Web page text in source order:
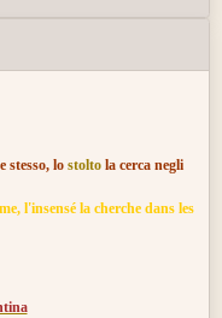
stesso, lo stoltola cerca negli
l'insensé la cherche dans les